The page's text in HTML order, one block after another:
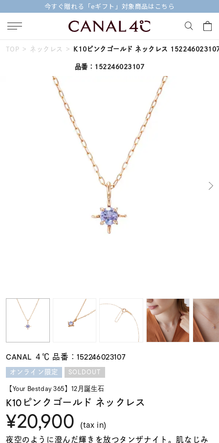
象商品はこちら 【価格改定のお知らせ 8月
キーワードで検索する
人気検索キーワード
#ダイヤモンド ネックレス
#エタニティ
誕生石
石の色
ファッションテイス
ト
着用シーン
TOP ネックレス K10ピンクゴールド ネックレス
品番：152246023107
CANAL ４℃ 品番：152246023107
オンライン限定
SOLDOUT
【Your Bestday 365】12月誕生石
K10ピンクゴールド ネックレス
¥20,900 (tax in)
夜空のように澄んだ輝きを放つタンザナイト。肌なじみ